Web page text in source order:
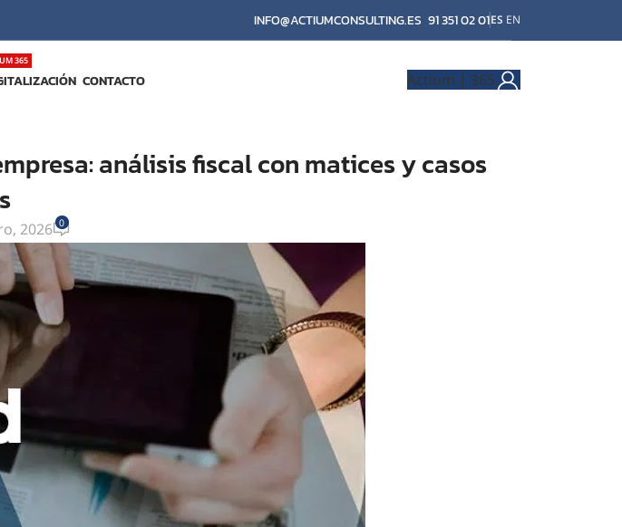
INFO@ACTIUMCONSULTING.ES 91 351 02 01ES EN
365
CONTACTO Actium | 365
análisis fiscal con matices y casos
2026 0